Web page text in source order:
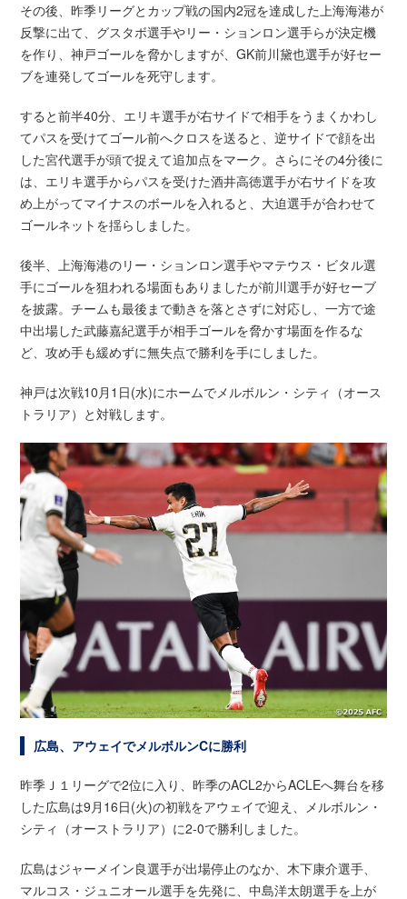
その後、昨季リーグとカップ戦の国内2冠を達成した上海海港が
反撃に出て、グスタボ選手やリー・ションロン選手らが決定機
を作り、神戸ゴールを脅かしますが、GK前川黛也選手が好セー
ブを連発してゴールを死守します。
すると前半40分、エリキ選手が右サイドで相手をうまくかわし
てパスを受けてゴール前へクロスを送ると、逆サイドで顔を出
した宮代選手が頭で捉えて追加点をマーク。さらにその4分後に
は、エリキ選手からパスを受けた酒井高徳選手が右サイドを攻
め上がってマイナスのボールを入れると、大迫選手が合わせて
ゴールネットを揺らしました。
後半、上海海港のリー・ションロン選手やマテウス・ビタル選
手にゴールを狙われる場面もありましたが前川選手が好セーブ
を披露。チームも最後まで動きを落とさずに対応し、一方で途
中出場した武藤嘉紀選手が相手ゴールを脅かす場面を作るな
ど、攻め手も緩めずに無失点で勝利を手にしました。
神戸は次戦10月1日(水)にホームでメルボルン・シティ（オース
トラリア）と対戦します。
広島、アウェイでメルボルンCに勝利
昨季Ｊ１リーグで2位に入り、昨季のACL2からACLEへ舞台を移
した広島は9月16日(火)の初戦をアウェイで迎え、メルボルン・
シティ（オーストラリア）に2-0で勝利しました。
広島はジャーメイン良選手が出場停止のなか、木下康介選手、
マルコス・ジュニオール選手を先発に、中島洋太朗選手を上が